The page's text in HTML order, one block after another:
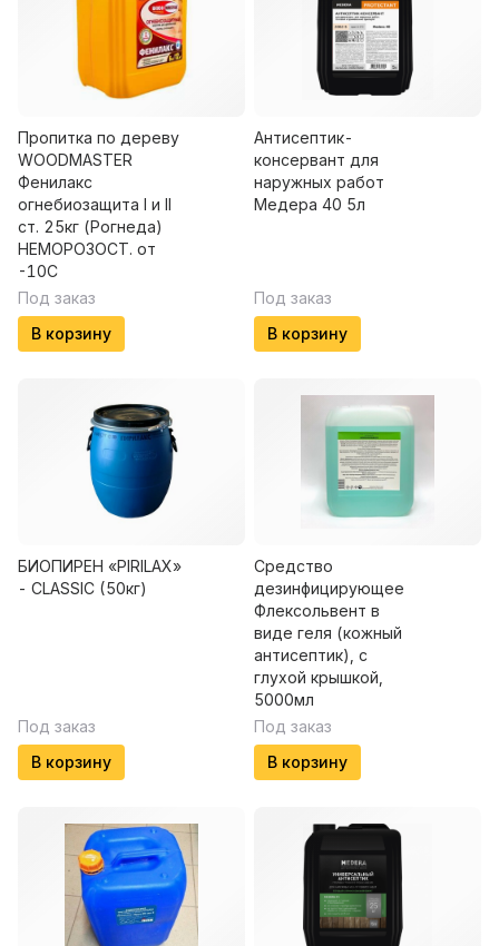
Пропитка по дереву
WOODMASTER
Фенилакс
огнебиозащита I и II
ст. 25кг (Рогнеда)
НЕМОРОЗОСТ. от
-10С
Под заказ
В корзину
Антисептик-
консервант для
наружных работ
Медера 40 5л
Под заказ
В корзину
БИОПИРЕН «PIRILAX»
- CLASSIC (50кг)
Под заказ
В корзину
Средство
дезинфицирующее
Флексольвент в
виде геля (кожный
антисептик), с
глухой крышкой,
5000мл
Под заказ
В корзину